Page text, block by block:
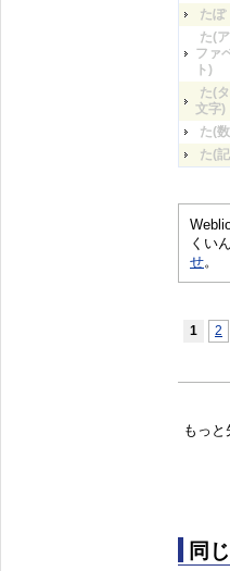
たぽ
た(
ファ
ト)
た(
文字)
た(
た(
くい
せ。
1 2
もっと
同